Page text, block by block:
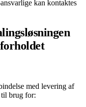
kan kontaktes
med levering af
til brug for: